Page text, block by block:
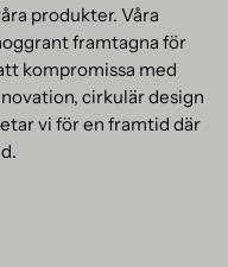
produkter. Våra
framtagna för
kompromissa med
cirkulär design
vi för en framtid där